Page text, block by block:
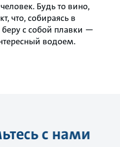
Будь то вино,
что, собираясь в
беру с собой плавки —
водоем.
с нами